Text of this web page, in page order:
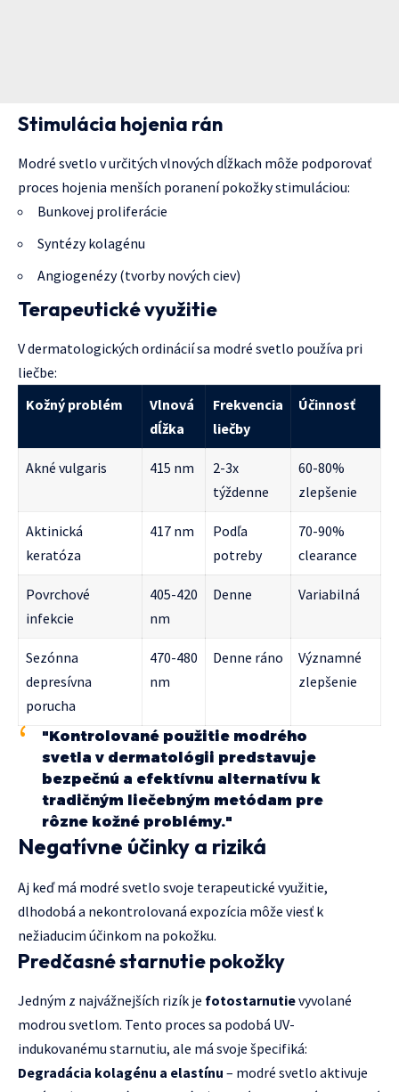
Stimulácia hojenia rán
Modré svetlo v určitých vlnových dĺžkach môže podporovať
proces hojenia menších poranení pokožky stimuláciou:
Bunkovej proliferácie
Syntézy kolagénu
Angiogenézy (tvorby nových ciev)
Terapeutické využitie
V dermatologických ordinácií sa modré svetlo používa pri
liečbe:
Kožný problém
Vlnová
dĺžka
Frekvencia
liečby
Účinnosť
Akné vulgaris 415 nm
2-3x
týždenne
60-80%
zlepšenie
Aktinická
keratóza
417 nm
Podľa
potreby
70-90%
clearance
Povrchové
infekcie
405-420
nm
Denne Variabilná
Sezónna
depresívna
porucha
470-480
nm
Denne ráno
Významné
zlepšenie
"Kontrolované použitie modrého
svetla v dermatológii predstavuje
bezpečnú a efektívnu alternatívu k
tradičným liečebným metódam pre
rôzne kožné problémy."
Negatívne účinky a riziká
Aj keď má modré svetlo svoje terapeutické využitie,
dlhodobá a nekontrolovaná expozícia môže viesť k
nežiaducim účinkom na pokožku.
Predčasné starnutie pokožky
Jedným z najvážnejších rizík je fotostarnutievyvolané
modrou svetlom. Tento proces sa podobá UV-
indukovanému starnutiu, ale má svoje špecifiká:
Degradácia kolagénu a elastínu – modré svetlo aktivuje